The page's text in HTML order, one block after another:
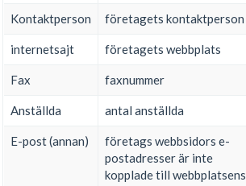
Kontaktperson företagets kontaktperson
internetsajt företagets webbplats
Fax faxnummer
Anställda antal anställda
E-post (annan)
företags webbsidors e-
postadresser är inte
kopplade till webbplatsens